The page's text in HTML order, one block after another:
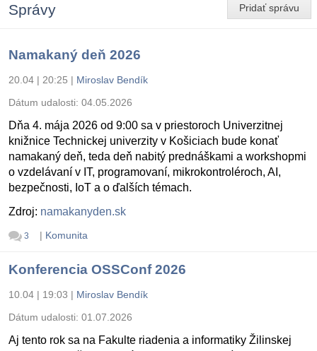
Pridať správu
Správy
Namakaný deň 2026
20.04 | 20:25 | Miroslav Bendík
Dátum udalosti: 04.05.2026
Dňa 4. mája 2026 od 9:00 sa v priestoroch Univerzitnej
knižnice Technickej univerzity v Košiciach bude konať
namakaný deň, teda deň nabitý prednáškami a workshopmi
o vzdelávaní v IT, programovaní, mikrokontroléroch, AI,
bezpečnosti, IoT a o ďalších témach.
Zdroj: namakanyden.sk
3 | Komunita
Konferencia OSSConf 2026
10.04 | 19:03 | Miroslav Bendík
Dátum udalosti: 01.07.2026
Aj tento rok sa na Fakulte riadenia a informatiky Žilinskej